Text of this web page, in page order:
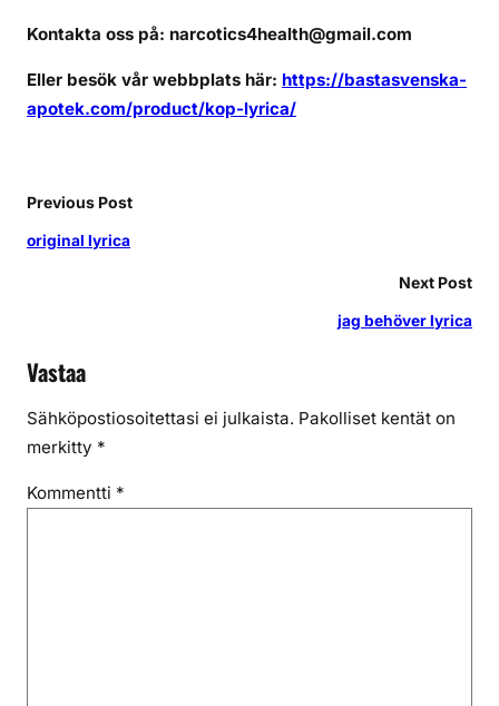
Kontakta oss på: narcotics4health@gmail.com
Eller besök vår webbplats här: https://bastasvenska-
apotek.com/product/kop-lyrica/
Previous Post
original lyrica
Next Post
jag behöver lyrica
Vastaa
Sähköpostiosoitettasi ei julkaista. Pakolliset kentät on
merkitty *
Kommentti *